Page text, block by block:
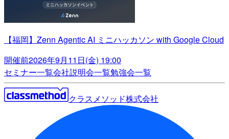
【福岡】Zenn Agentic AI ミニハッカソン with Google Cloud
開催前2026年9月11日(金) 19:00
セミナー一覧会社説明会一覧勉強会一覧
クラスメソッド株式会社